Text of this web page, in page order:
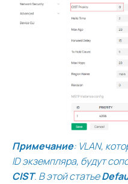
Примечание: VLAN,
ID экземпляра, будут
CIST. В этой статье